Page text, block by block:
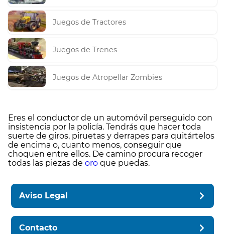
Juegos de Tractores
Juegos de Trenes
Juegos de Atropellar Zombies
Eres el conductor de un automóvil perseguido con
insistencia por la policía. Tendrás que hacer toda
suerte de giros, piruetas y derrapes para quitártelos
de encima o, cuanto menos, conseguir que
choquen entre ellos. De camino procura recoger
todas las piezas de oro que puedas.
Aviso Legal
Contacto